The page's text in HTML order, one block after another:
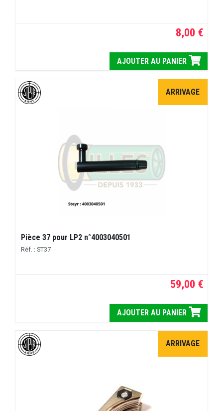
8,00 €
AJOUTER AU PANIER
ARRIVAGE
Pièce 37 pour LP2 n°4003040501
Réf. : ST37
59,00 €
AJOUTER AU PANIER
ARRIVAGE